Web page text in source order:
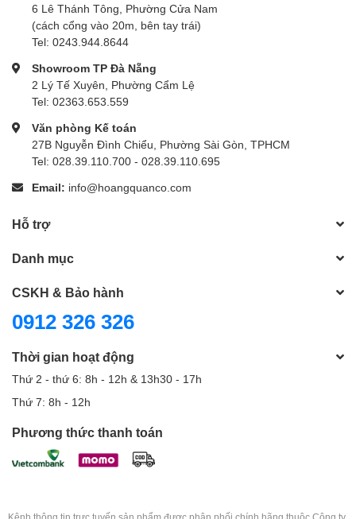
6 Lê Thánh Tông, Phường Cửa Nam
(cách cổng vào 20m, bên tay trái)
Tel: 0243.944.8644
Showroom TP Đà Nẵng
2 Lý Tế Xuyên, Phường Cẩm Lệ
Tel: 02363.653.559
Văn phòng Kế toán
27B Nguyễn Đình Chiểu, Phường Sài Gòn, TPHCM
Tel: 028.39.110.700 - 028.39.110.695
Email: info@hoangquanco.com
Hỗ trợ
Danh mục
CSKH & Bảo hành
0912 326 326
Thời gian hoạt động
Thứ 2 - thứ 6: 8h - 12h & 13h30 - 17h
Thứ 7: 8h - 12h
Phương thức thanh toán